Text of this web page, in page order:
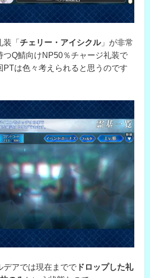
「 チェリー・アイシクル」が非常
つQ鯖向けNP50％チャージ礼装で
PTは色々考えられると思うのです
デアでは現在までで ドロップした礼